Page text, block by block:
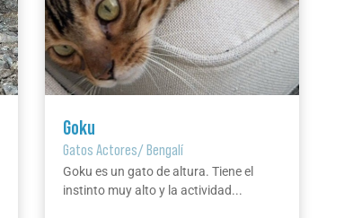
Goku
Gatos Actores/Bengalí
Goku es un gato de altura. Tiene el
instinto muy alto y la actividad...